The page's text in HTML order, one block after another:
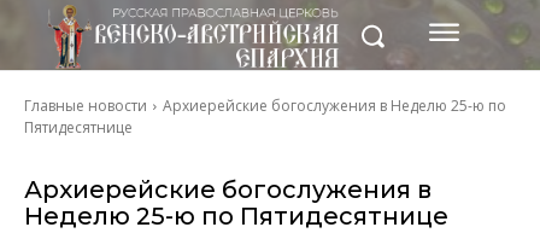
Главные новости
Архиерейские богослужения в Неделю 25-ю по
Пятидесятнице
Архиерейские богослужения в
Неделю 25-ю по Пятидесятнице